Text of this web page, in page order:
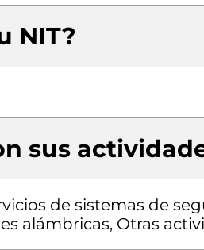
NIT?
sus
de sistemas de
alámbricas, Otras